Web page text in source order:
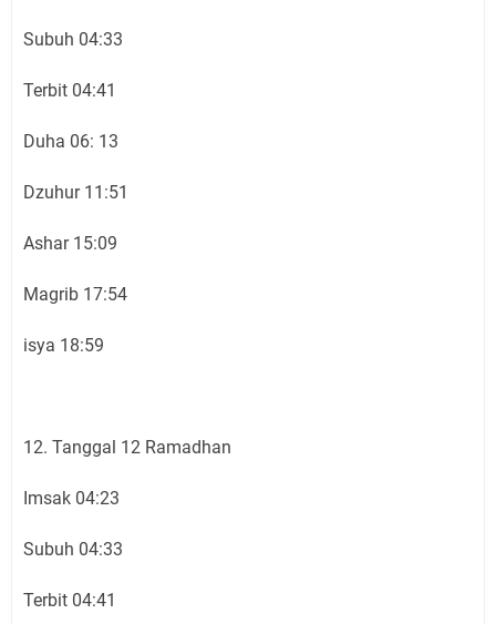
Subuh 04:33
Terbit 04:41
Duha 06: 13
Dzuhur 11:51
Ashar 15:09
Magrib 17:54
isya 18:59
12. Tanggal 12 Ramadhan
Imsak 04:23
Subuh 04:33
Terbit 04:41